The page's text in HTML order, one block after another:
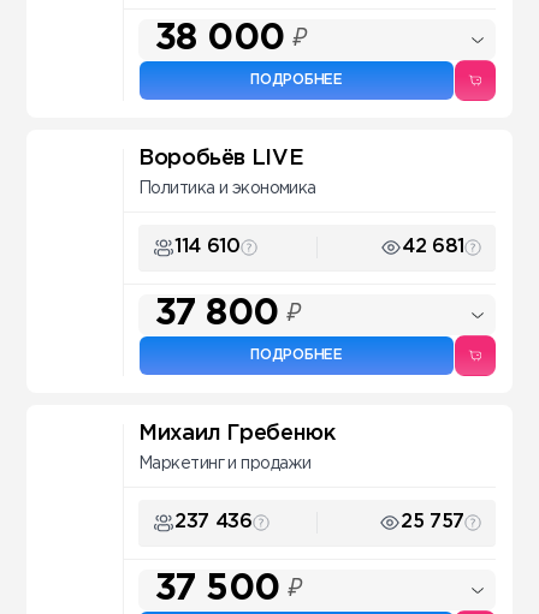
38 000 ₽
ПОДРОБНЕЕ
Воробьёв LIVE
Политика и экономика
114 610 42 681
37 800 ₽
ПОДРОБНЕЕ
Михаил Гребенюк
Маркетинг и продажи
237 436 25 757
37 500 ₽